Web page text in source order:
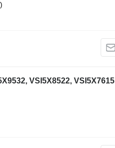
VSI5X8522, VSI5X7615